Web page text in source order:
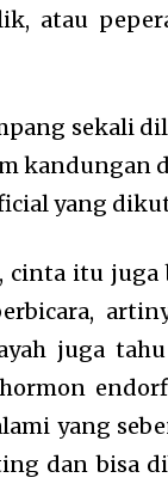
atau
sekali
kandungan
yang
cinta itu juga
juga
yang
dan bisa